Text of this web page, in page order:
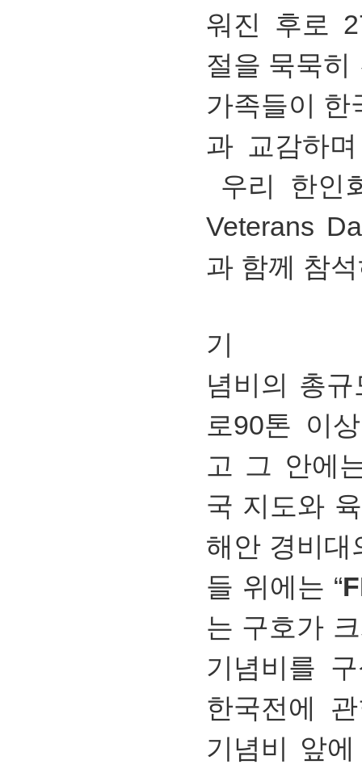
워진 후로
절을 묵묵히
가족들이 한
과 교감하
우리 한인
Veterans
과 함께 참
기
념비의 총규
로90톤 이
고 그 안에
국 지도와
해안 경비대
들 위에는 “
는 구호가
기념비를
한국전에
기념비 앞